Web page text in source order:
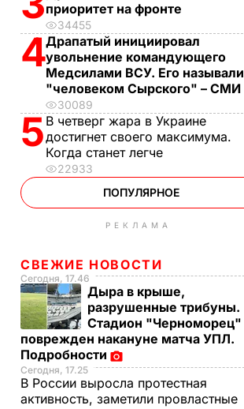
приоритет на фронте
34455
4Драпатый инициировал
увольнение командующего
Медсилами ВСУ. Его называли
"человеком Сырского" – СМИ
30089
5 В четверг жара в Украине
достигнет своего максимума.
Когда станет легче
22933
ПОПУЛЯРНОЕ
РЕКЛАМА
СВЕЖИЕ НОВОСТИ
Сегодня, 17.46
Дыра в крыше,
разрушенные трибуны.
Стадион "Черноморец"
поврежден накануне матча УПЛ.
Подробности
Сегодня, 17.25
В России выросла протестная
активность, заметили провластные